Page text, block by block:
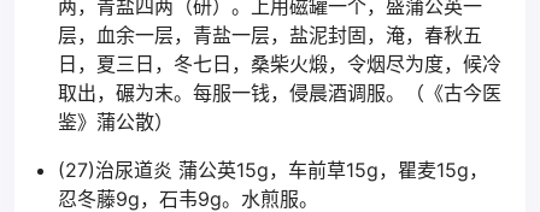
两，青盐四两（研）。上用磁罐一个，盛蒲公英一
层，血余一层，青盐一层，盐泥封固，淹，春秋五
日，夏三日，冬七日，桑柴火煅，令烟尽为度，候冷
取出，碾为末。每服一钱，侵晨酒调服。（《古今医
鉴》蒲公散）
(27)治尿道炎 蒲公英15g，车前草15g，瞿麦15g，
忍冬藤9g，石韦9g。水煎服。